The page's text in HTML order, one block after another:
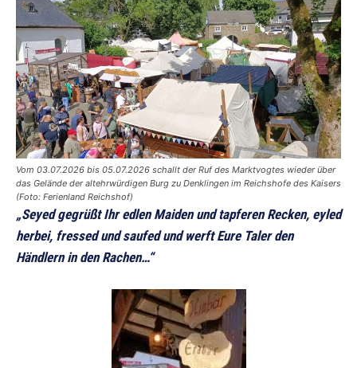
Vom 03.07.2026 bis 05.07.2026 schallt der Ruf des Marktvogtes wieder über
das Gelände der altehrwürdigen Burg zu Denklingen im Reichshofe des Kaisers
(Foto: Ferienland Reichshof)
„Seyed gegrüßt Ihr edlen Maiden und tapferen Recken, eyled
herbei, fressed und saufed und werft Eure Taler den
Händlern in den Rachen…“